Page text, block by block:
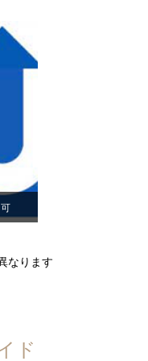
なります
ド